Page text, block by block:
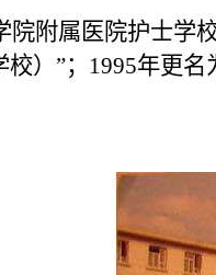
附属医院护士学校
）”；1995年更